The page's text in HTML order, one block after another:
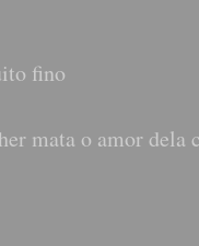
fino
mata o amor